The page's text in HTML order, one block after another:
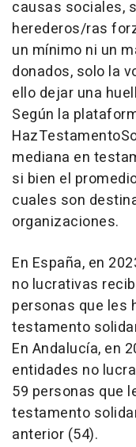
causas sociales,
herederos/ras
un mínimo ni un
donados, solo la
ello dejar una
Según la
mediana en
si bien el
cuales son
organizaciones.
En España, en
no lucrativas
personas que les
testamento
En Andalucía, en
entidades no
59 personas que
testamento
anterior (54).